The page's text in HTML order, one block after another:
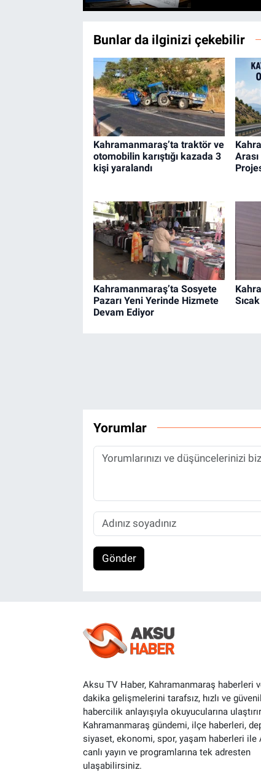
Bunlar da ilginizi çekebilir
Kahramanmaraş’ta traktör ve
otomobilin karıştığı kazada 3
kişi yaralandı
Kahramanmaraş’ta Sosyete
Pazarı Yeni Yerinde Hizmete
Devam Ediyor
Yorumlar
Gönder
Aksu TV Haber, Kahramanmaraş haberleri
dakika gelişmelerini tarafsız, hızlı ve
habercilik anlayışıyla okuyucularına
Kahramanmaraş gündemi, ilçe haberleri,
siyaset, ekonomi, spor, yaşam haberleri ile
canlı yayın ve programlarına tek adresten
ulaşabilirsiniz.